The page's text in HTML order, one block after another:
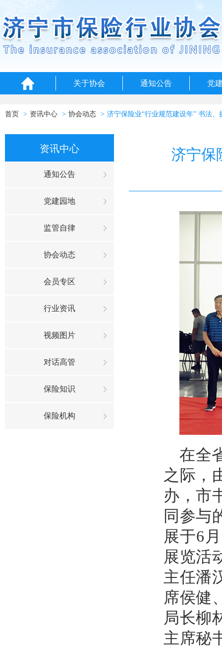
关于协会 通知公告 党
首页 资讯中心 协会动态 济宁保险业“行业规范建设年” 书法
资讯中心
通知公告
党建园地
监管自律
协会动态
会员专区
行业资讯
视频图片
对话高管
保险知识
保险机构
济宁保
在全
之际，
办，市
同参与
展于6
展览活
主任潘
席侯健
局长柳
主席秘